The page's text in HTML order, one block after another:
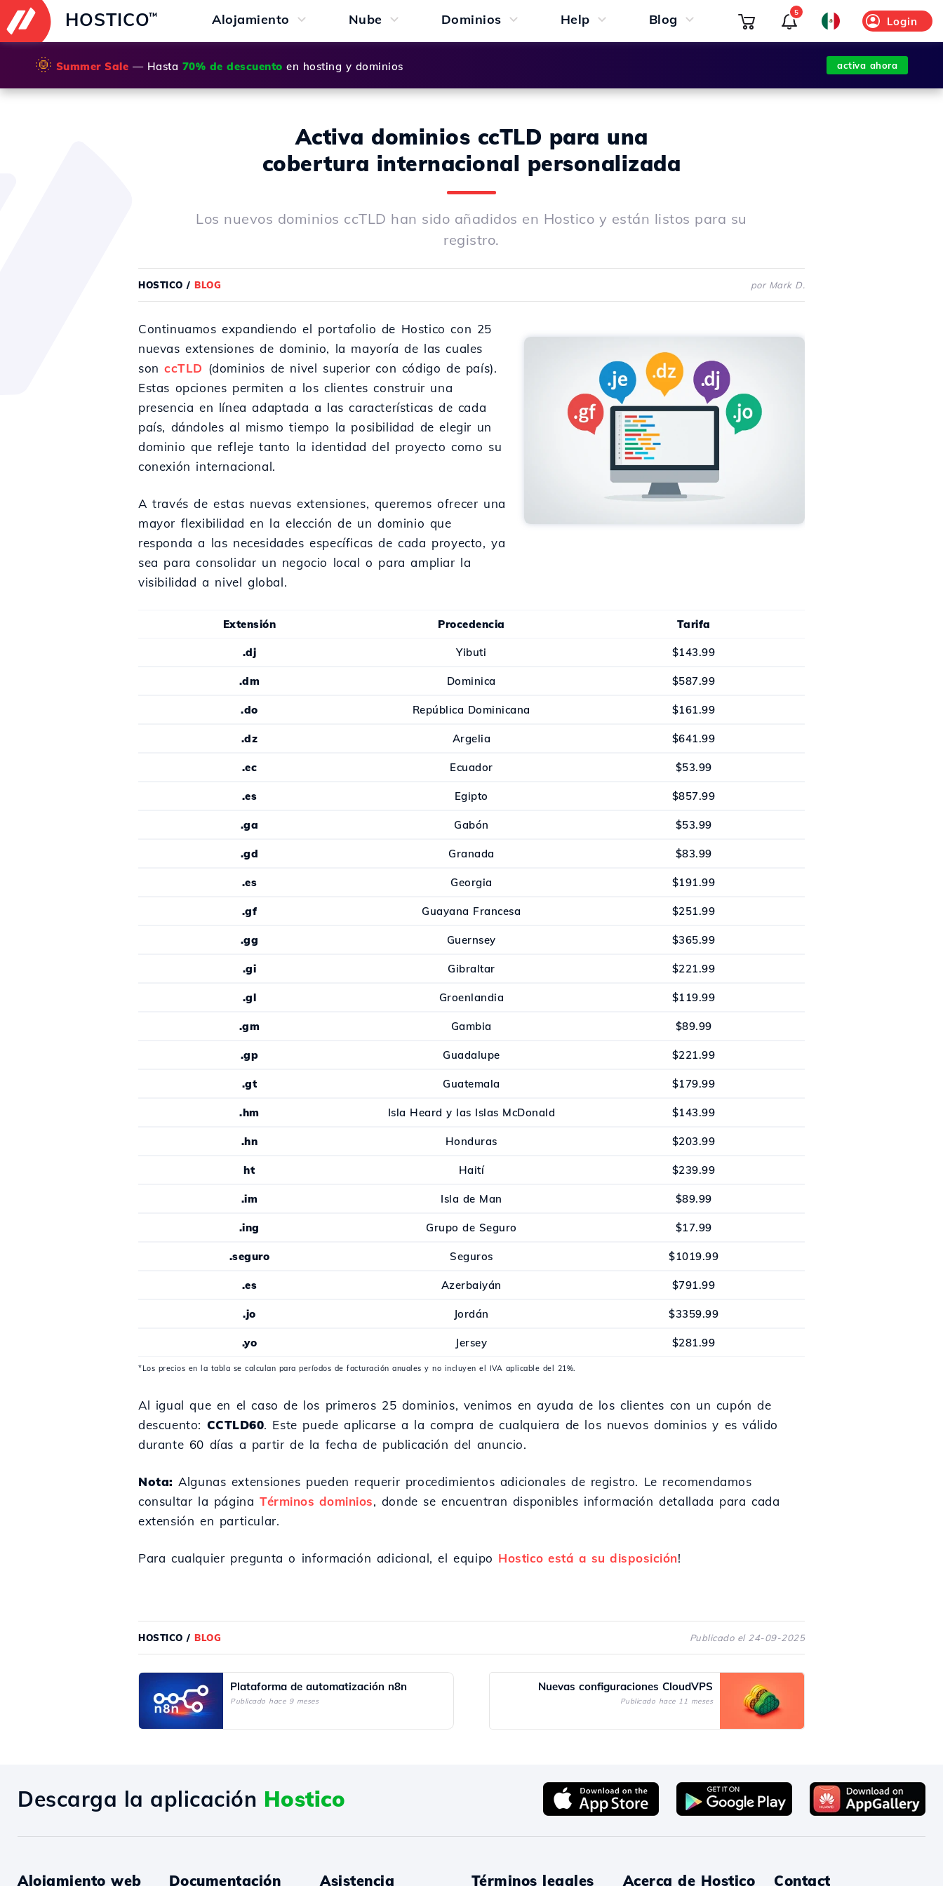
HOSTICO™ Alojamiento Nube Dominios Help Blog Login
5
🌞 Summer Sale — Hasta 70% de descuento en hosting y dominios activa ahora
Activa dominios ccTLD para una
cobertura internacional personalizada
Los nuevos dominios ccTLD han sido añadidos en Hostico y están listos para su
registro.
HOSTICO / BLOG por Mark D.
Continuamos expandiendo el portafolio de Hostico con 25
nuevas extensiones de dominio, la mayoría de las cuales
sonccTLD (dominios de nivel superior con código de país).
Estas opciones permiten a los clientes construir una
presencia en línea adaptada a las características de cada
país, dándoles al mismo tiempo la posibilidad de elegir un
dominio que refleje tanto la identidad del proyecto como su
conexión internacional.
A través de estas nuevas extensiones, queremos ofrecer una
mayor flexibilidad en la elección de un dominio que
responda a las necesidades específicas de cada proyecto, ya
sea para consolidar un negocio local o para ampliar la
visibilidad a nivel global.
Extensión Procedencia Tarifa
.dj Yibuti $143.99
.dm Dominica $587.99
.do República Dominicana $161.99
.dz Argelia $641.99
.ec Ecuador $53.99
.es Egipto $857.99
.ga Gabón $53.99
.gd Granada $83.99
.es Georgia $191.99
.gf Guayana Francesa $251.99
.gg Guernsey $365.99
.gi Gibraltar $221.99
.gl Groenlandia $119.99
.gm Gambia $89.99
.gp Guadalupe $221.99
.gt Guatemala $179.99
.hm Isla Heard y las Islas McDonald $143.99
.hn Honduras $203.99
ht Haití $239.99
.im Isla de Man $89.99
.ing Grupo de Seguro $17.99
.seguro Seguros $1019.99
.es Azerbaiyán $791.99
.jo Jordán $3359.99
.yo Jersey $281.99
*Los precios en la tabla se calculan para períodos de facturación anuales y no incluyen el IVA aplicable del 21%.
Al igual que en el caso de los primeros 25 dominios, venimos en ayuda de los clientes con un cupón de
descuento: CCTLD60. Este puede aplicarse a la compra de cualquiera de los nuevos dominios y es válido
durante 60 días a partir de la fecha de publicación del anuncio.
Nota: Algunas extensiones pueden requerir procedimientos adicionales de registro. Le recomendamos
consultar la páginaTérminos dominios, donde se encuentran disponibles información detallada para cada
extensión en particular.
Para cualquier pregunta o información adicional, el equipo Hostico está a su disposición!
HOSTICO / BLOG Publicado el 24-09-2025
Plataforma de automatización n8n
Publicado hace 9 meses
Nuevas configuraciones CloudVPS
Publicado hace 11 meses
Descarga la aplicación Hostico
Alojamiento web Documentación Asistencia Términos legales Acerca de Hostico Contact